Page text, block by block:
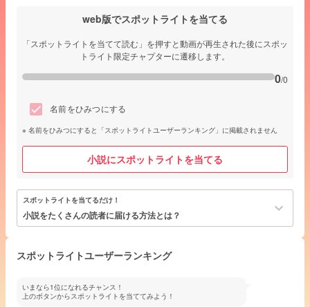
web版でスポットライトを当てる
「スポットライトを当てて読む」を押すと動画が再生された後にスポッ
トライト限定チャプターに遷移します。
0/0
名前をひみつにする
名前をひみつにすると「スポットライトユーザーランキング」に掲載されません
小説にスポットライトを当てる
スポットライトを当てるだけ！
小説をたくさんの読者に届ける方法とは？ keyboard_arrow_down
スポットライトユーザーランキング
いまなら1位になれるチャンス！
上のボタンからスポットライトを当ててみよう！